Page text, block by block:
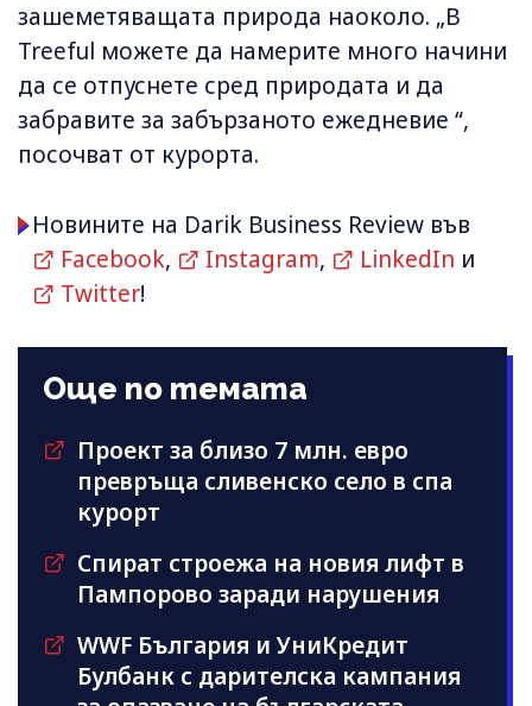
зашеметяващата природа наоколо. „В
Treeful можете да намерите много начини
да се отпуснете сред природата и да
забравите за забързаното ежедневие “,
посочват от курорта.
Новините на Darik Business Review във
Facebook, Instagram, LinkedIn и
Twitter!
Още по темата
Проект за близо 7 млн. евро
превръща сливенско село в спа
курорт
Спират строежа на новия лифт в
Пампорово заради нарушения
WWF България и УниКредит
Булбанк с дарителска кампания